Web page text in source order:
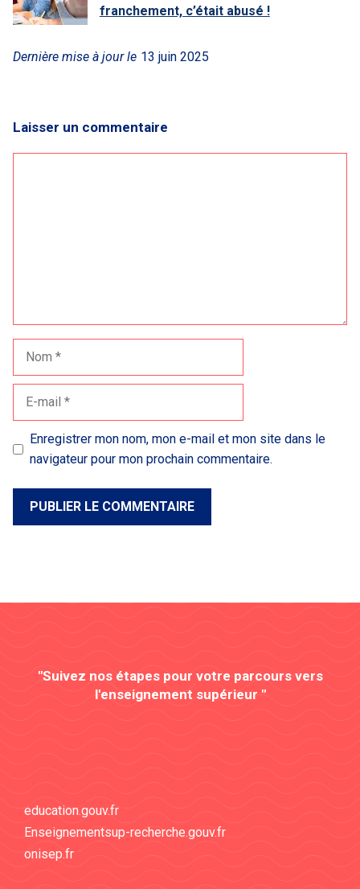
franchement, c’était abusé !
Dernière mise à jour le 13 juin 2025
Laisser un commentaire
Nom
Enregistrer mon nom, mon e-mail et mon site dans le
navigateur pour mon prochain commentaire.
"Suivez nos étapes pour votre parcours vers
l'enseignement supérieur "
education.gouv.fr
Enseignementsup-recherche.gouv.fr
onisep.fr